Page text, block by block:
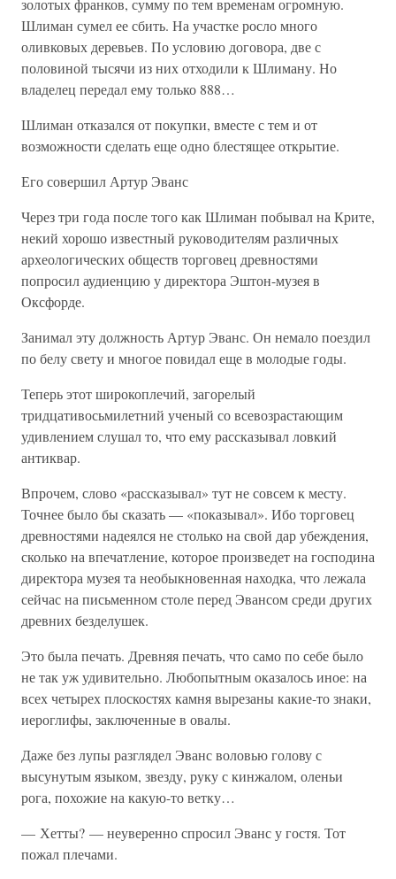
золотых франков, сумму по тем временам огромную.
Шлиман сумел ее сбить. На участке росло много
оливковых деревьев. По условию договора, две с
половиной тысячи из них отходили к Шлиману. Но
владелец передал ему только 888…
Шлиман отказался от покупки, вместе с тем и от
возможности сделать еще одно блестящее открытие.
Его совершил Артур Эванс
Через три года после того как Шлиман побывал на Крите,
некий хорошо известный руководителям различных
археологических обществ торговец древностями
попросил аудиенцию у директора Эштон-музея в
Оксфорде.
Занимал эту должность Артур Эванс. Он немало поездил
по белу свету и многое повидал еще в молодые годы.
Теперь этот широкоплечий, загорелый
тридцативосьмилетний ученый со всевозрастающим
удивлением слушал то, что ему рассказывал ловкий
антиквар.
Впрочем, слово «рассказывал» тут не совсем к месту.
Точнее было бы сказать — «показывал». Ибо торговец
древностями надеялся не столько на свой дар убеждения,
сколько на впечатление, которое произведет на господина
директора музея та необыкновенная находка, что лежала
сейчас на письменном столе перед Эвансом среди других
древних безделушек.
Это была печать. Древняя печать, что само по себе было
не так уж удивительно. Любопытным оказалось иное: на
всех четырех плоскостях камня вырезаны какие-то знаки,
иероглифы, заключенные в овалы.
Даже без лупы разглядел Эванс воловью голову с
высунутым языком, звезду, руку с кинжалом, оленьи
рога, похожие на какую-то ветку…
— Хетты? — неуверенно спросил Эванс у гостя. Тот
пожал плечами.